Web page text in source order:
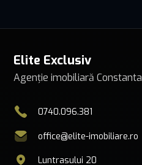
Elite Exclusiv
Agenție imobiliară Constanta
0740.096.381
office@elite-imobiliare.ro
Luntrasului 20